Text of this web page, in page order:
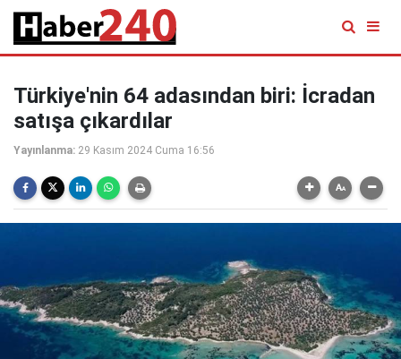
Türkiye'nin 64 adasından biri: İcradan
satışa çıkardılar
Yayınlanma: 29 Kasım 2024 Cuma 16:56